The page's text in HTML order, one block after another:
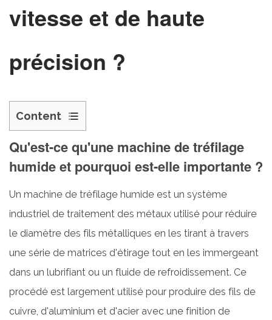
vitesse et de haute
précision ?
Content
1
Qu'est-
ce
machine
de
tréfilage
humide
est-
elle
Qu'est-ce qu'une machine de tréfilage
humide et pourquoi est-elle importante ?
Un machine de tréfilage humide est un système
industriel de traitement des métaux utilisé pour réduire
le diamètre des fils métalliques en les tirant à travers
une série de matrices d'étirage tout en les immergeant
dans un lubrifiant ou un fluide de refroidissement. Ce
procédé est largement utilisé pour produire des fils de
cuivre, d'aluminium et d'acier avec une finition de